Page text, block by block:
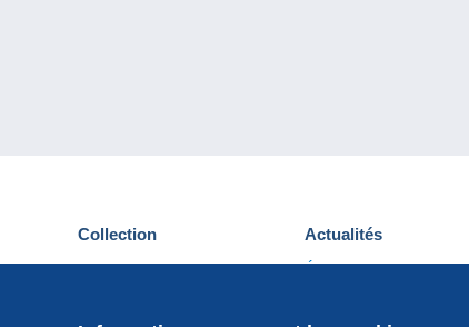
Collection
Cartes postales
Actualités
Événements Delcampe